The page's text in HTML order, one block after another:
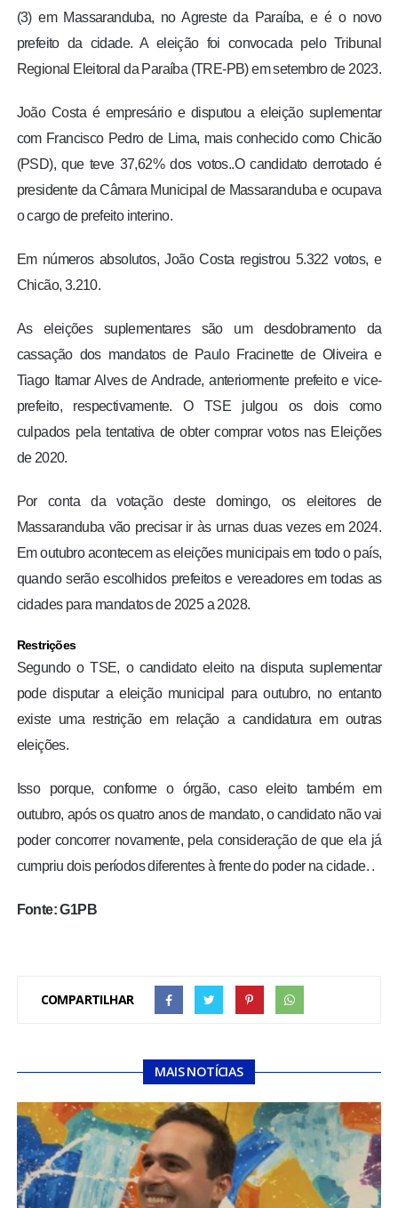
(3) em Massaranduba, no Agreste da Paraíba, e é o novo
prefeito da cidade. A eleição foi convocada pelo Tribunal
Regional Eleitoral da Paraíba (TRE-PB) em setembro de 2023.
João Costa é empresário e disputou a eleição suplementar
com Francisco Pedro de Lima, mais conhecido como Chicão
(PSD), que teve 37,62% dos votos..O candidato derrotado é
presidente da Câmara Municipal de Massaranduba e ocupava
o cargo de prefeito interino.
Em números absolutos, João Costa registrou 5.322 votos, e
Chicão, 3.210.
As eleições suplementares são um desdobramento da
cassação dos mandatos de Paulo Fracinette de Oliveira e
Tiago Itamar Alves de Andrade, anteriormente prefeito e vice-
prefeito, respectivamente. O TSE julgou os dois como
culpados pela tentativa de obter comprar votos nas Eleições
de 2020.
Por conta da votação deste domingo, os eleitores de
Massaranduba vão precisar ir às urnas duas vezes em 2024.
Em outubro acontecem as eleições municipais em todo o país,
quando serão escolhidos prefeitos e vereadores em todas as
cidades para mandatos de 2025 a 2028.
Restrições
Segundo o TSE, o candidato eleito na disputa suplementar
pode disputar a eleição municipal para outubro, no entanto
existe uma restrição em relação a candidatura em outras
eleições.
Isso porque, conforme o órgão, caso eleito também em
outubro, após os quatro anos de mandato, o candidato não vai
poder concorrer novamente, pela consideração de que ela já
cumpriu dois períodos diferentes à frente do poder na cidade. .
Fonte: G1PB
COMPARTILHAR
MAIS NOTÍCIAS